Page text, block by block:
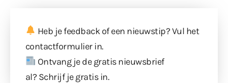
Heb je feedback of een nieuwstip? Vul het
contactformulierin.
Ontvang je de gratis nieuwsbrief
al? Schrijf je gratis in.